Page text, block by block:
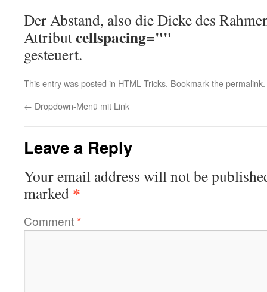
Der Abstand, also die Dicke des
Attributcellspacing=""
gesteuert.
This entry was posted in HTML Tricks. Bookmark thepermalink.
← Dropdown-Menü mit Link
Leave a Reply
Your email address will not be
marked *
Comment*